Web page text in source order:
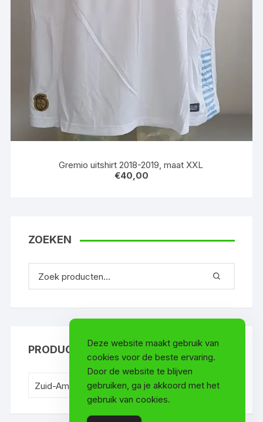
Gremio uitshirt 2018-2019, maat XXL
€40,00
ZOEKEN
PRODUCTCATEGORIEËN
×
Zuid-Amerikaanse clubs (8)
Deze website maakt gebruik van
cookies voor de beste ervaring.
Door de website te blijven
gebruiken, ga je akkoord met het
gebruik van cookies.